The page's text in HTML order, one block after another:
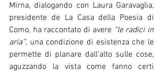
Mirna, dialogando con Laura Garavaglia,
presidente de La Casa della Poesia di
Como, ha raccontato di avere “le radici in
aria”, una condizione di esistenza che le
permette di planare dall’alto sulle cose,
aguzzando la vista come fanno certi